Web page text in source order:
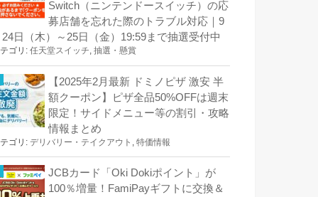
Switch（ニンテンドースイッチ）の応
募店舗を忘れた際のトラブル対応｜9
24日（木）～25日（金）19:59まで抽選受付中
ゴリ: 任天堂スイッチ, 抽選・懸賞
【2025年2月最新 ドミノピザ 激安 半
額クーポン】ピザ全品50%OFFは週末
限定！サイドメニュー等の割引・攻略
情報まとめ
ゴリ: デリバリー・テイクアウト 特価情報
JCBカード「Oki Dokiポイント」が
100％増量！FamiPayギフトに交換＆